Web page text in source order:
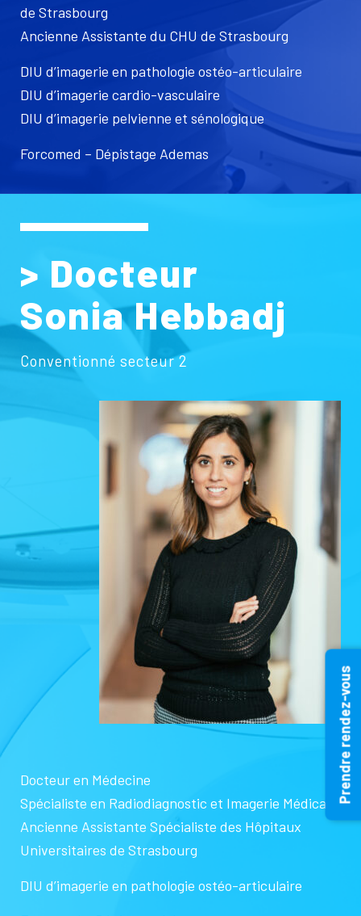
de Strasbourg
Ancienne Assistante du CHU de Strasbourg
DIU d’imagerie en pathologie ostéo-articulaire
DIU d’imagerie cardio-vasculaire
DIU d’imagerie pelvienne et sénologique
Forcomed – Dépistage Ademas
> Docteur
Sonia Hebbadj
Conventionné secteur 2
Docteur en Médecine
Spécialiste en Radiodiagnostic et Imagerie Médicale
Ancienne Assistante Spécialiste des Hôpitaux
Universitaires de Strasbourg
DIU d’imagerie en pathologie ostéo-articulaire
Prendre rendez-vous